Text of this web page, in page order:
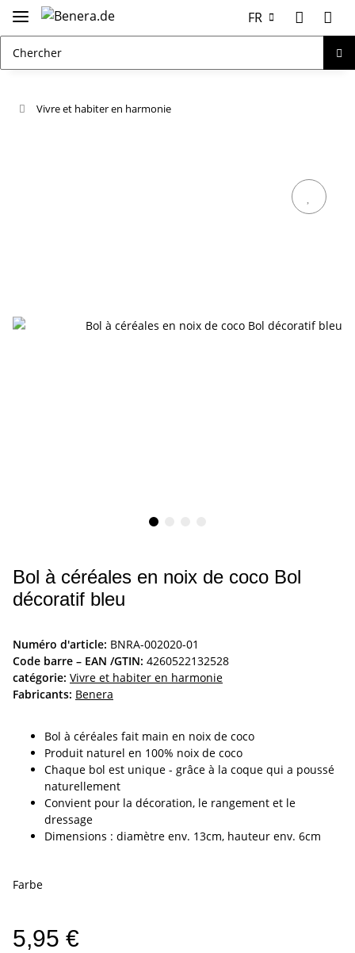
FR
Vivre et habiter en harmonie
Bol à céréales en noix de coco Bol
décoratif bleu
Numéro d'article: BNRA-002020-01
Code barre – EAN /GTIN: 4260522132528
catégorie: Vivre et habiter en harmonie
Fabricants: Benera
Bol à céréales fait main en noix de coco
Produit naturel en 100% noix de coco
Chaque bol est unique - grâce à la coque qui a poussé
naturellement
Convient pour la décoration, le rangement et le
dressage
Dimensions : diamètre env. 13cm, hauteur env. 6cm
Farbe
5,95 €